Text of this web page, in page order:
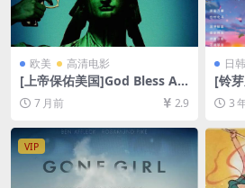
欧美 高清电影
[上帝保佑美国]God Bless A
merica (2011)[百度网盘+夸
克网盘1080P超清未删减资源]
5GB][中英字幕]
7 月前 2.9
日韩
[铃
源3
VIP